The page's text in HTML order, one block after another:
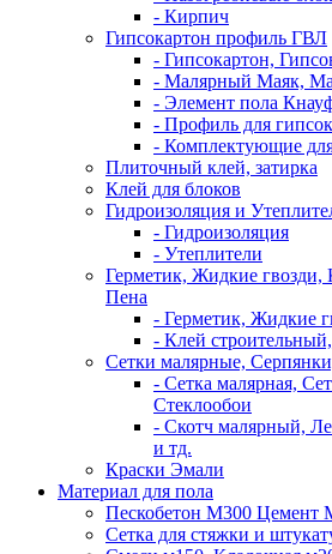
- Кирпич
Гипсокартон профиль ГВЛ
- Гипсокартон,
- Малярный Маяк,
- Элемент пола
- Профиль для
- Комплектующие
Плиточный клей, затирка
Клей для блоков
Гидроизоляция и
- Гидроизоляция
- Утеплители
Герметик, Жидкие
Пена
- Герметик, Жидкие
- Клей
Сетки малярные,
- Сетка малярная,
Стеклообои
- Скотч малярный,
и тд.
Краски Эмали
Материал для пола
Пескобетон М300 Цемент
Сетка для стяжки и